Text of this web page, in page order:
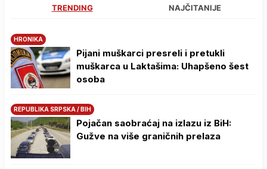
TRENDING NAJČITANIJE
HRONIKA
Pijani muškarci presreli i pretukli
muškarca u Laktašima: Uhapšeno šest
osoba
REPUBLIKA SRPSKA / BIH
Pojačan saobraćaj na izlazu iz BiH:
Gužve na više graničnih prelaza